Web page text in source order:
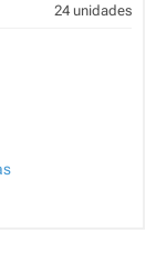
24 unidades